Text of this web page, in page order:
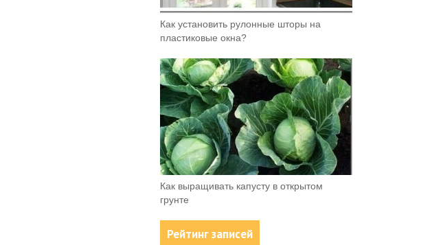
Как установить рулонные шторы на
пластиковые окна?
Как выращивать капусту в открытом
грунте
Рейтинг записей